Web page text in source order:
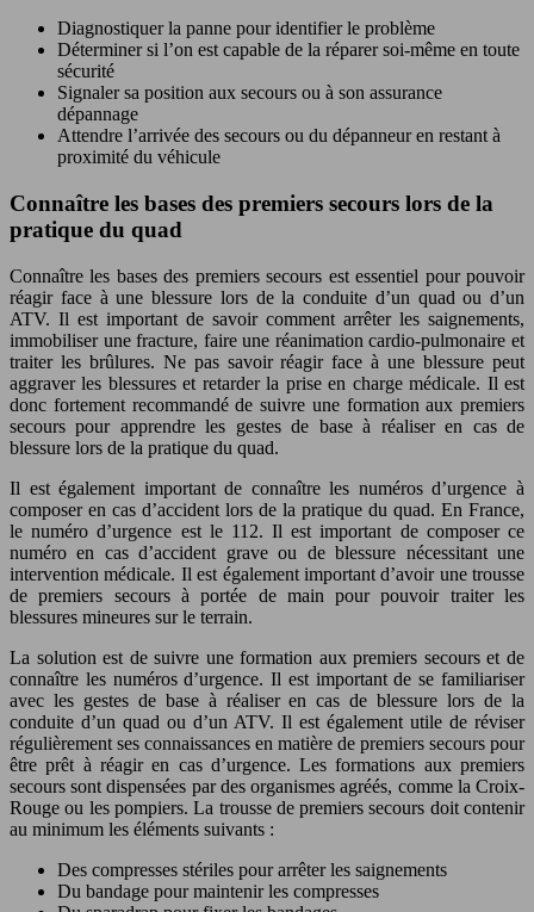
Diagnostiquer la panne pour identifier le problème
Déterminer si l’on est capable de la réparer soi-même en toute
sécurité
Signaler sa position aux secours ou à son assurance
dépannage
Attendre l’arrivée des secours ou du dépanneur en restant à
proximité du véhicule
Connaître les bases des premiers secours lors de la
pratique du quad
Connaître les bases des premiers secours est essentiel pour pouvoir
réagir face à une blessure lors de la conduite d’un quad ou d’un
ATV. Il est important de savoir comment arrêter les saignements,
immobiliser une fracture, faire une réanimation cardio-pulmonaire et
traiter les brûlures. Ne pas savoir réagir face à une blessure peut
aggraver les blessures et retarder la prise en charge médicale. Il est
donc fortement recommandé de suivre une formation aux premiers
secours pour apprendre les gestes de base à réaliser en cas de
blessure lors de la pratique du quad.
Il est également important de connaître les numéros d’urgence à
composer en cas d’accident lors de la pratique du quad. En France,
le numéro d’urgence est le 112. Il est important de composer ce
numéro en cas d’accident grave ou de blessure nécessitant une
intervention médicale. Il est également important d’avoir une trousse
de premiers secours à portée de main pour pouvoir traiter les
blessures mineures sur le terrain.
La solution est de suivre une formation aux premiers secours et de
connaître les numéros d’urgence. Il est important de se familiariser
avec les gestes de base à réaliser en cas de blessure lors de la
conduite d’un quad ou d’un ATV. Il est également utile de réviser
régulièrement ses connaissances en matière de premiers secours pour
être prêt à réagir en cas d’urgence. Les formations aux premiers
secours sont dispensées par des organismes agréés, comme la Croix-
Rouge ou les pompiers. La trousse de premiers secours doit contenir
au minimum les éléments suivants :
Des compresses stériles pour arrêter les saignements
Du bandage pour maintenir les compresses